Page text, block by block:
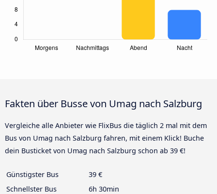
Fakten über Busse von Umag nach Salzburg
Vergleiche alle Anbieter wie FlixBus die täglich 2 mal mit dem
Bus von Umag nach Salzburg fahren, mit einem Klick! Buche
dein Busticket von Umag nach Salzburg schon ab 39 €!
Günstigster Bus
39 €
Schnellster Bus
6h 30min